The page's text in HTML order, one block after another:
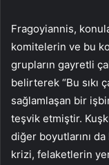
Fragoyiannis,
komitelerin ve bu
grupların gayretli
belirterek “Bu sıkı
sağlamlaşan bir
teşvik etmiştir.
diğer boyutlarını
krizi, felaketlerin